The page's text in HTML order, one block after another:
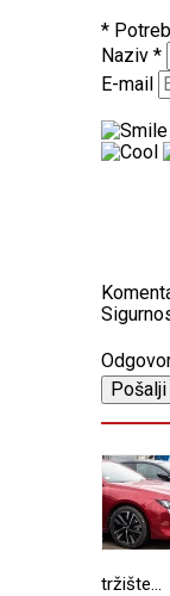
*
Naziv *
E-mail
tržište...